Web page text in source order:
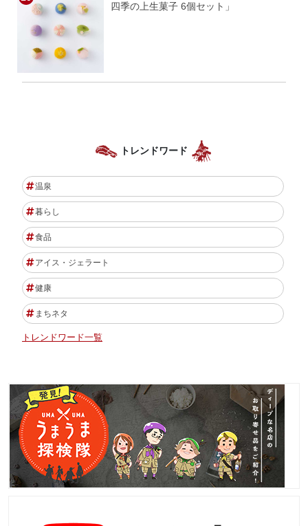
四季の上生菓子 6個セット」
トレンドワード
温泉
暮らし
食品
アイス・ジェラート
健康
まちネタ
トレンドワード一覧